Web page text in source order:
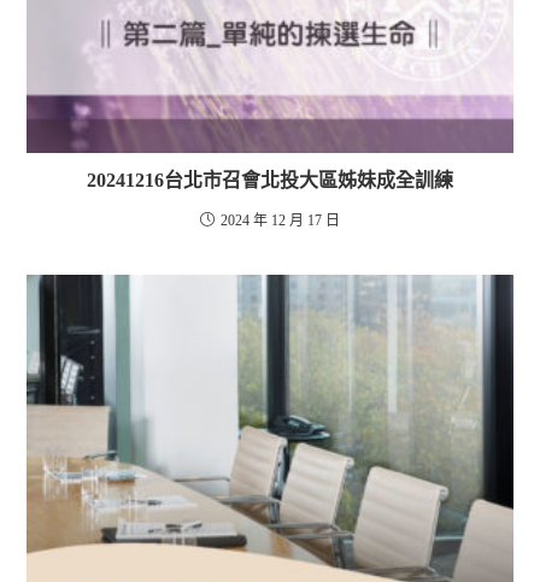
20241216台北市召會北投大區姊妹成全訓練
2024 年 12 月 17 日